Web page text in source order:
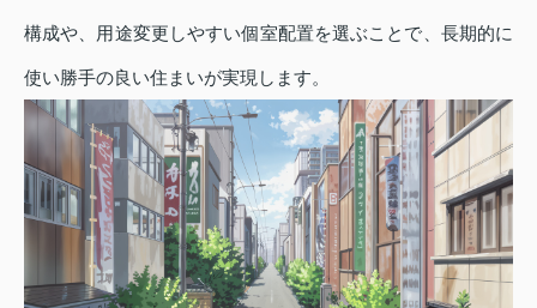
構成や、用途変更しやすい個室配置を選ぶことで、長期的に
使い勝手の良い住まいが実現します。